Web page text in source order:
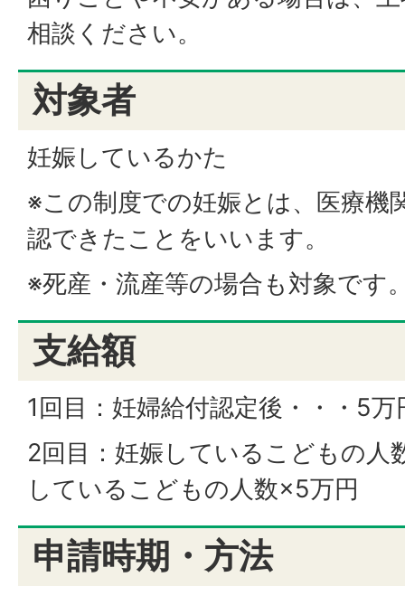
相談ください。
対象者
妊娠しているかた
※この制度での妊娠とは、医療機
認できたことをいいます。
※死産・流産等の場合も対象です
支給額
1回目：妊婦給付認定後・・・5万
2回目：妊娠しているこどもの人
しているこどもの人数×5万円
申請時期・方法